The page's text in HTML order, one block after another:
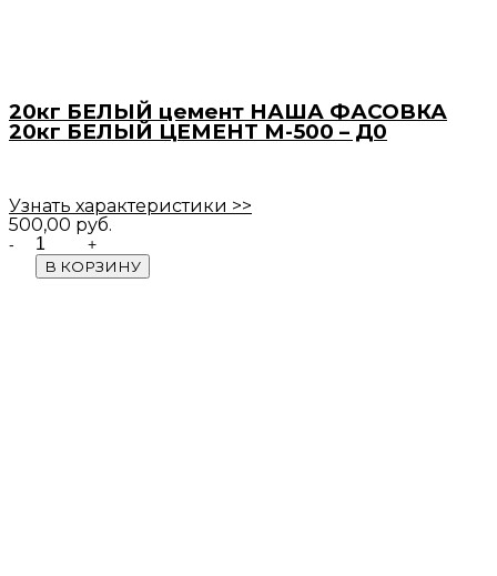
20кг БЕЛЫЙ цемент НАША ФАСОВКА
20кг БЕЛЫЙ ЦЕМЕНТ М-500 – Д0
Узнать характеристики >>
500,00 руб.
Quantity
В КОРЗИНУ